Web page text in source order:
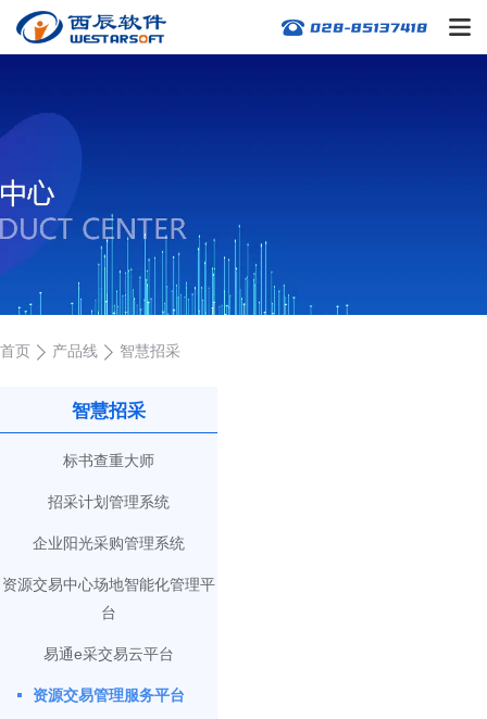
首页 产品线 智慧招采
智慧招采
标书查重大师
招采计划管理系统
企业阳光采购管理系统
资源交易中心场地智能化管理平
台
易通e采交易云平台
资源交易管理服务平台